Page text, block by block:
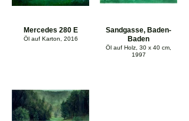
Mercedes 280 E
Öl auf Karton, 2016
Sandgasse, Baden-
Baden
Öl auf Holz, 30 x 40 cm,
1997